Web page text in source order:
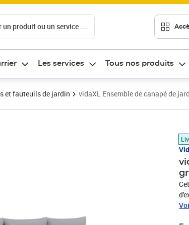
un produit ou un service ....
Les services Tous nos produits
et fauteuils de jardin vidaXL Ensemble de canapé de